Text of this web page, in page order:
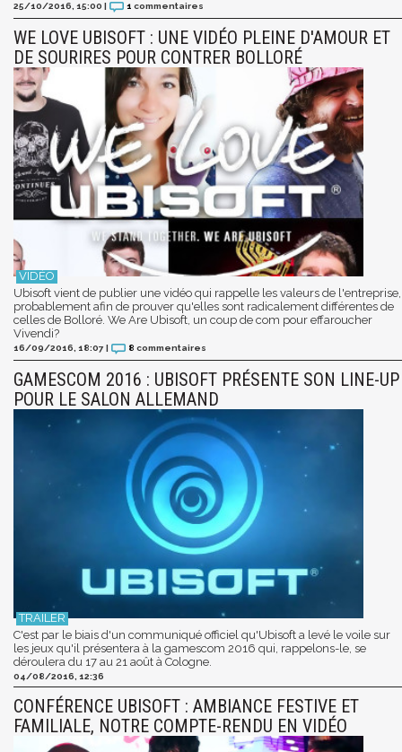
25/10/2016, 15:00 1 commentaires
WE LOVE UBISOFT : UNE VIDÉO PLEINE D'AMOUR ET
DE SOURIRES POUR CONTRER BOLLORÉ
Ubisoft vient de publier une vidéo qui rappelle les valeurs de l'entreprise,
probablement afin de prouver qu'elles sont radicalement différentes de
celles de Bolloré. We Are Ubisoft, un coup de com pour effaroucher
Vivendi?
16/09/2016, 18:07 8 commentaires
GAMESCOM 2016 : UBISOFT PRÉSENTE SON LINE-UP
POUR LE SALON ALLEMAND
C'est par le biais d'un communiqué officiel qu'Ubisoft a levé le voile sur
les jeux qu'il présentera à la gamescom 2016 qui, rappelons-le, se
déroulera du 17 au 21 août à Cologne.
04/08/2016, 12:36
CONFÉRENCE UBISOFT : AMBIANCE FESTIVE ET
FAMILIALE, NOTRE COMPTE-RENDU EN VIDÉO